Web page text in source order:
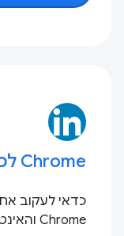
Chrome למפתחים ב-LinkedIn
כדאי לעקוב
Chrome והאינטרנט בפיד של LinkedIn.